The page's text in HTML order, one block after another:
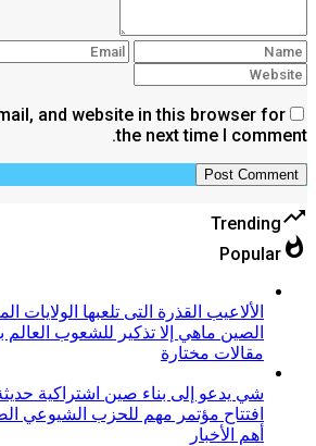
and website in this browser for
the next time I comment.
trending_up
Trending
whatshot
Popular
الألاعيب القذرة التى تلعبها
الصين ماهي إلا تذكير للشعوب العالم
مقالات مختارة
شي يدعو إلى بناء صين اشتراكية
افتتاح مؤتمر مهم للحزب الشيوعي
أهم الأخبار